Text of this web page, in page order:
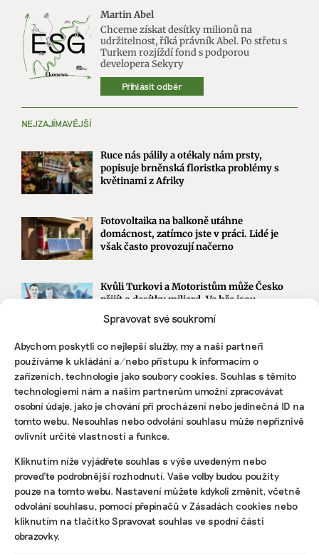
Spravovat své soukromí
Abychom poskytli co nejlepší služby, my a naši partneři
používáme k ukládání a/nebo přístupu k informacím o
zařízeních, technologie jako soubory cookies. Souhlas s těmito
technologiemi nám a našim partnerům umožní zpracovávat
osobní údaje, jako je chování při procházení nebo jedinečná ID na
tomto webu. Nesouhlas nebo odvolání souhlasu může nepříznivě
ovlivnit určité vlastnosti a funkce.
Kliknutím níže vyjádřete souhlas s výše uvedeným nebo
proveďte podrobnější rozhodnutí. Vaše volby budou použity
pouze na tomto webu. Nastavení můžete kdykoli změnit, včetně
odvolání souhlasu, pomocí přepínačů v Zásadách cookies nebo
kliknutím na tlačítko Spravovat souhlas ve spodní části
obrazovky.
Martin Abel
Chceme získat desítky milionů na
udržitelnost, říká právník Abel. Po střetu s
Turkem rozjíždí fond s podporou
developera Sekyry
Přihlásit odběr
NEJZAJÍMAVĚJŠÍ
Ruce nás pálily a otékaly nám prsty,
popisuje brněnská floristka problémy s
květinami z Afriky
Fotovoltaika na balkoně utáhne
domácnost, zatímco jste v práci. Lidé je
však často provozují načerno
Kvůli Turkovi a Motoristům může Česko
přijít o desítky miliard. Ve hře jsou
akcelerační zóny i povolenky
STÁHNĚTE SI NAŠE E-BOOKY